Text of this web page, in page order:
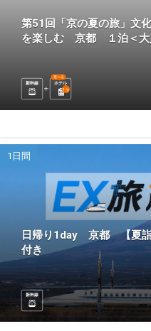
第51回「京の夏の旅」文
を楽しむ 京都 １泊＜大
新幹線 ホテル
選べる
1 泊
1日間
日帰り1day 京都 【夏
付き
新幹線